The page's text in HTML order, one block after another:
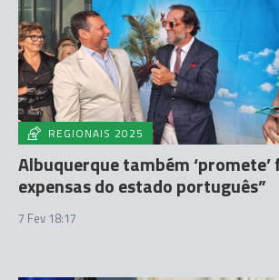
REGIONAIS 2025
Albuquerque também
expensas do estado português”
7 Fev 18:17